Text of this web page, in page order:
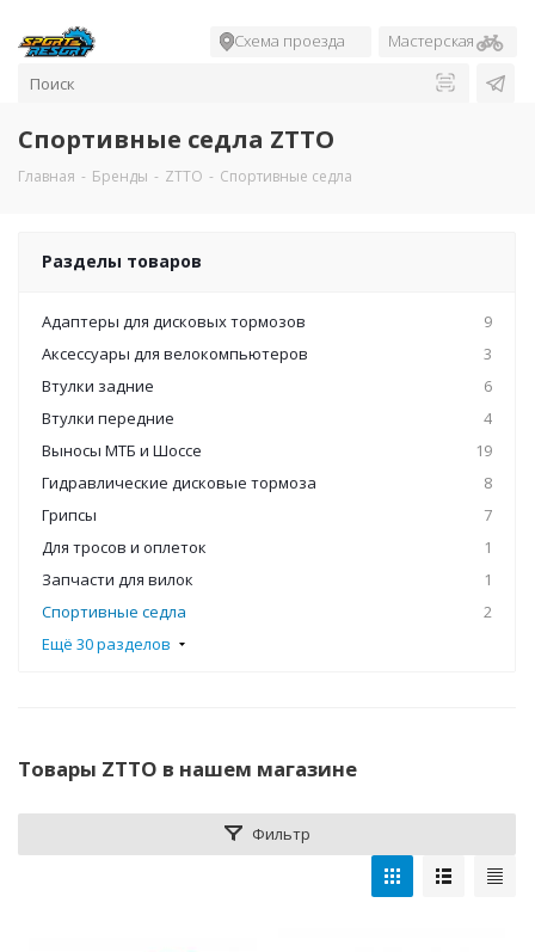
Схема проезда Мастерская
Спортивные седла ZTTO
Главная - Бренды - ZTTO - Спортивные седла
Разделы товаров
Адаптеры для дисковых тормозов
9
Аксессуары для велокомпьютеров
3
Втулки задние
6
Втулки передние
4
Выносы МТБ и Шоссе
19
Гидравлические дисковые тормоза
8
Грипсы
7
Для тросов и оплеток
1
Запчасти для вилок
1
Спортивные седла
2
Ещё 30 разделов
Товары ZTTO в нашем магазине
Фильтр